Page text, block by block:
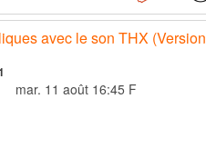
avec le son THX (Version
mar. 11 août 16:45 F